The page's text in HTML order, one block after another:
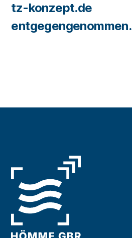
tz-konzept.de
entgegengenommen.